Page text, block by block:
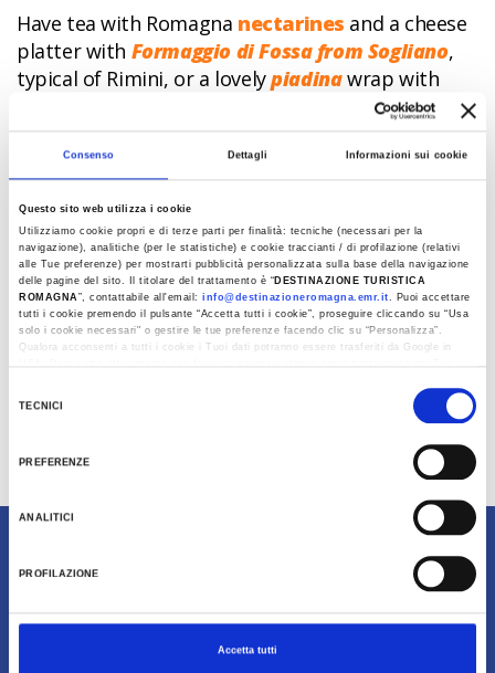
Consenso Dettagli Informazioni sui cookie
Questo sito web utilizza i cookie
Utilizziamo cookie propri e di terze parti per finalità: tecniche (necessari per la
navigazione), analitiche (per le statistiche) e cookie traccianti / di profilazione (relativi
alle Tue preferenze) per mostrarti pubblicità personalizzata sulla base della navigazione
delle pagine del sito. Il titolare del trattamento è “ DESTINAZIONE TURISTICA
ROMAGNA”, contattabile all'email:info@destinazioneromagna.emr.it. Puoi accettare
tutti i cookie premendo il pulsante “Accetta tutti i cookie”, proseguire cliccando su “Usa
solo i cookie necessari" o gestire le tue preferenze facendo clic su “Personalizza”.
Qualora acconsenti a tutti i cookie i Tuoi dati potranno essere trasferiti da Google in
TECNICI
PREFERENZE
ANALITICI
PROFILAZIONE
Accetta tutti
Have tea with Romagna nectarines and a cheese
platter with Formaggio di Fossa from Sogliano,
typical of Rimini, or a lovelypiadinawrap with
from one of the kiosks
dotted throughout Romagna.
Two of the area’s food museums not to be missed
areCasa Artusi , dedicated to the father of Italian
cuisine, Pellegrino Artusi, and the Museo del Sale
diCervia, to discover why the salt here is called
sweet.
Less than 50 km from Bologna, Argenta Golf Club,
Golf Club A. Fava Cento, Cus Ferrara Golf, Golf
delicious dishes like
pumpkin cappellacci pasta,
ofsalama da sugo pork sausage
Content owned by Destinazione Turistica Romagna